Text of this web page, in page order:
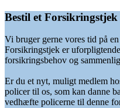
Bestil et Forsikringstjek
Vi bruger gerne vores tid på
Forsikringstjek er
forsikringsbehov og
Er du et nyt, muligt medlem
policer til os, som kan danne
vedhæfte policerne til denne